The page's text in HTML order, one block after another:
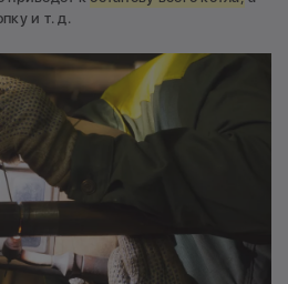
и т. д.